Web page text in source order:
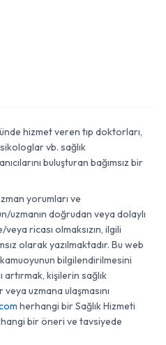
hizmet veren tıp doktorları,
vb. sağlık
buluşturan bağımsız bir
yorumları ve
doğrudan veya dolaylı
ricası olmaksızın, ilgili
olarak yazılmaktadır. Bu web
bilgilendirilmesini
artırmak, kişilerin sağlık
uzmana ulaşmasını
herhangi bir Sağlık Hizmeti
bir öneri ve tavsiyede